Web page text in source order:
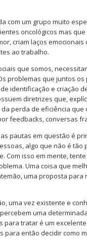
com um grupo muito
oncológicos mas
criam laços
ao trabalho.
que somos,
problemas que juntos
identificação e criação
diretrizes que,
perda de eficiência
feedbacks, conversas
pautas em questão é
algo que não é tão
Com isso em mente,
Uma coisa que
uma proposta para
uma vez existente e
uma
tratar é um
para então decidir como